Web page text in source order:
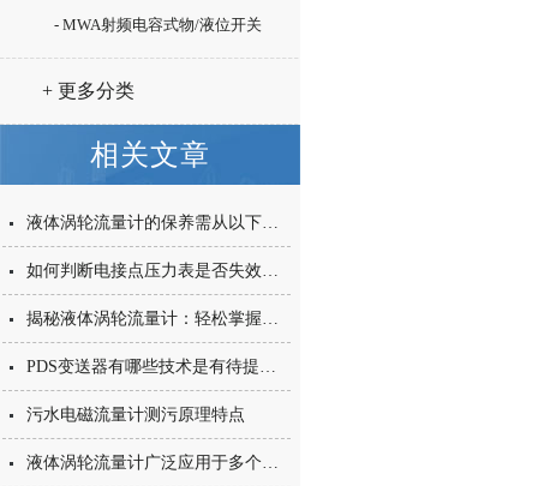
- MWA射频电容式物/液位开关
+ 更多分类
相关文章
液体涡轮流量计的保养需从以下方面入手
如何判断电接点压力表是否失效或损坏
揭秘液体涡轮流量计：轻松掌握操作全步骤
PDS变送器有哪些技术是有待提高的，你知道吗？
污水电磁流量计测污原理特点
液体涡轮流量计广泛应用于多个工业领域及特殊场景